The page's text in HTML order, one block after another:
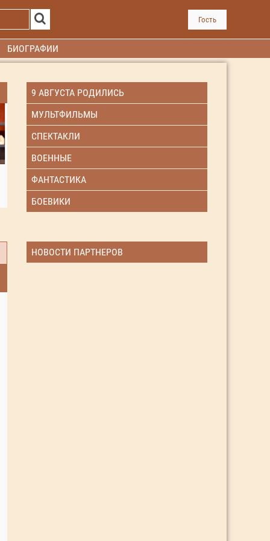
Гость
БИОГРАФИИ
9 АВГУСТА РОДИЛИСЬ
МУЛЬТФИЛЬМЫ
СПЕКТАКЛИ
ВОЕННЫЕ
ФАНТАСТИКА
БОЕВИКИ
НОВОСТИ ПАРТНЕРОВ